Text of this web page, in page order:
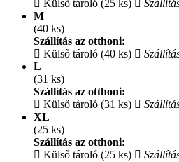
Külső tároló (25 ks)
M
(40 ks)
Szállítás az otthoni:
Külső tároló (40 ks)
L
(31 ks)
Szállítás az otthoni:
Külső tároló (31 ks)
XL
(25 ks)
Szállítás az otthoni:
Külső tároló (25 ks)